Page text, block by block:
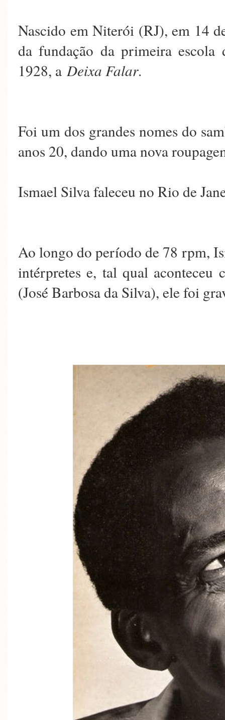
Nascido em Niterói (RJ), em 14
da fundação da primeira
1928, a Deixa Falar.
Foi um dos grandes nomes do
anos 20, dando uma nova
Ismael Silva faleceu no Rio de
Ao longo do período de 78 rpm,
intérpretes e, tal qual aconteceu
(José Barbosa da Silva), ele foi